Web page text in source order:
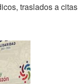
traslados a citas